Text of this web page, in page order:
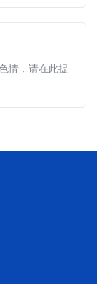
情，请在此提